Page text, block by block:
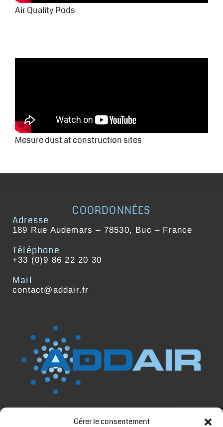
Gérer le consentement
Air Quality Pods
Mesure dust at construction sites
COORDONNÉES
Adresse
189 Rue Audemars – 78530, Buc – France
Téléphone
+33 (0)9 86 22 20 30
Mail
contact@addair.fr